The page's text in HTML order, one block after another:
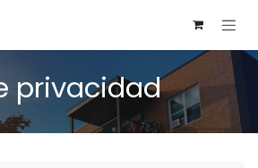
privacidad